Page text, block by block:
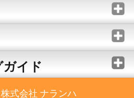
イド
株式会社 ナランハ